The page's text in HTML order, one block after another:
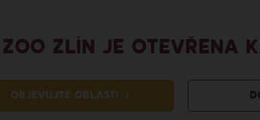
ZOO ZLÍN JE OTEVŘENA
OBJEVUJTE OBLASTI